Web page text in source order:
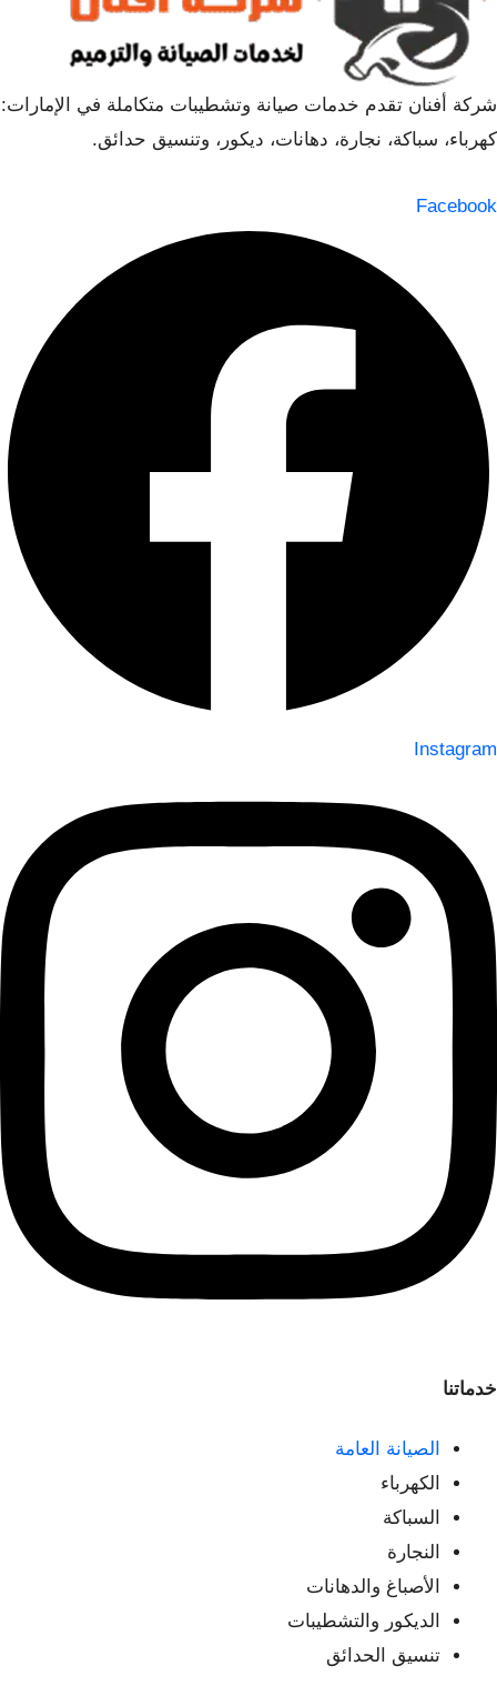
شركة أفنان تقدم خدمات صيانة وتشطيبات متكاملة في الإمارات:
كهرباء، سباكة، نجارة، دهانات، ديكور، وتنسيق حدائق.
Facebook
Instagram
خدماتنا
الصيانة العامة
الكهرباء
السباكة
النجارة
الأصباغ والدهانات
الديكور والتشطيبات
تنسيق الحدائق